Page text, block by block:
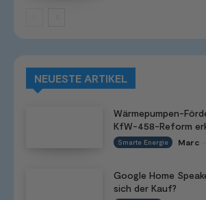
NEUESTE ARTIKEL
Wärmepumpen-
KfW-458-Reform
Smarte Energie Marc
Google Home
sich der Kauf?